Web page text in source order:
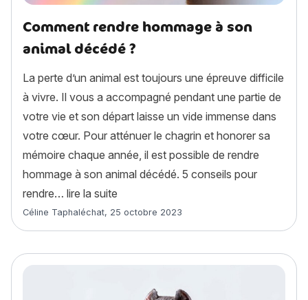
Comment rendre hommage à son
animal décédé ?
La perte d’un animal est toujours une épreuve difficile
à vivre. Il vous a accompagné pendant une partie de
votre vie et son départ laisse un vide immense dans
votre cœur. Pour atténuer le chagrin et honorer sa
mémoire chaque année, il est possible de rendre
hommage à son animal décédé. 5 conseils pour
rendre… lire la suite
Article rédigé par
Céline Taphaléchat, 25 octobre 2023